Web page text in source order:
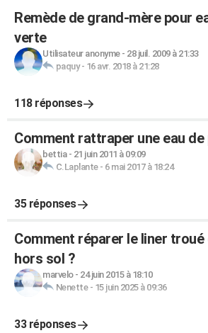
Remède de grand-mère pour
verte
Utilisateur anonyme- 28 juil. 2009 à 21:33
paquy- 16 avr. 2018 à 21:28
118 réponses
Comment rattraper une eau
bettia- 21 juin 2011 à 09:09
C.Laplante- 6 mai 2017 à 18:24
35 réponses
Comment réparer le liner troué
hors sol ?
marvelo- 24 juin 2015 à 18:10
Nenette- 15 juin 2025 à 09:36
33 réponses